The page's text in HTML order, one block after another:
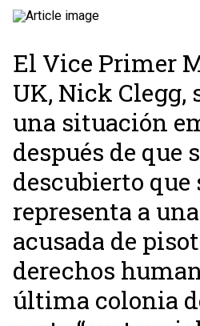
El Vice Primer
UK, Nick Clegg,
una situación
después de que
descubierto que
representa a
acusada de
derechos
última colonia